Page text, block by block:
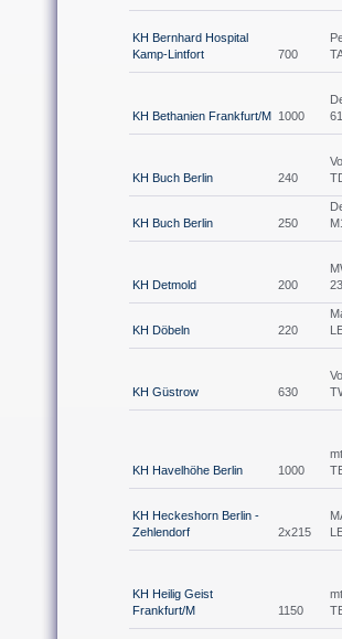
KH Bernhard Hospital
Kamp-Lintfort
700
KH Bethanien Frankfurt/M 1000
KH Buch Berlin 240
KH Buch Berlin 250
KH Detmold 200
KH Döbeln 220
KH Güstrow 630
KH Havelhöhe Berlin 1000
KH Heckeshorn Berlin -
Zehlendorf
2x215
KH Heilig Geist
Frankfurt/M
1150